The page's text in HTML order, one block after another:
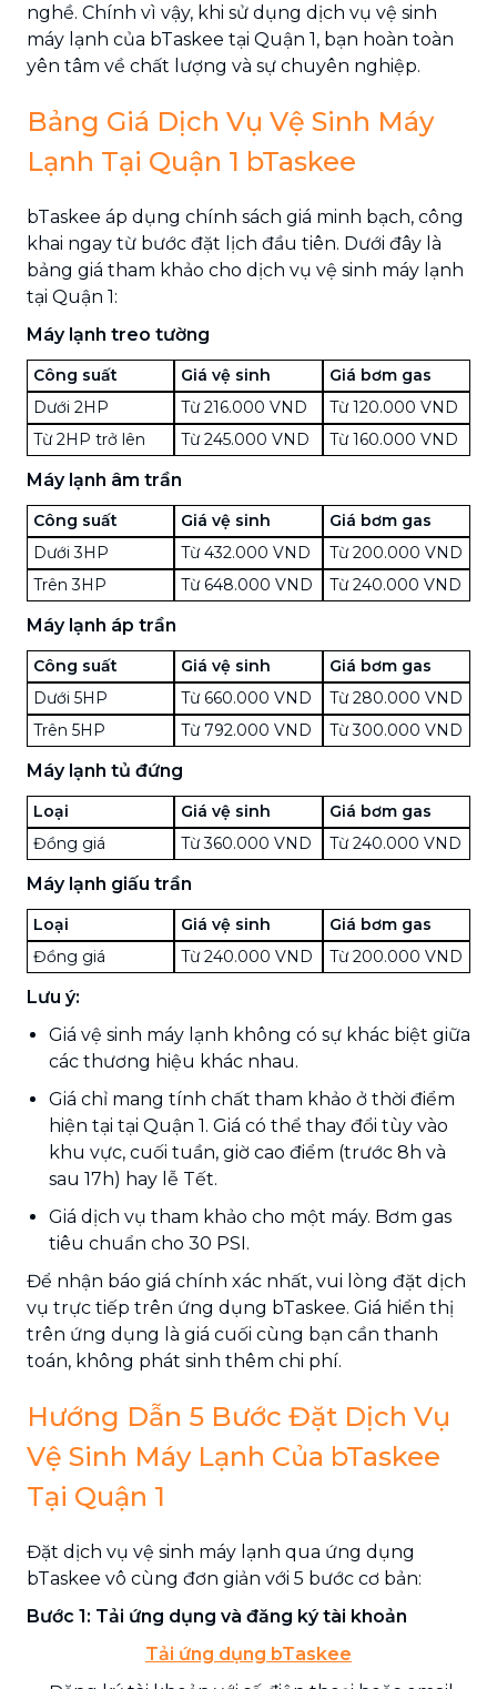
nghề. Chính vì vậy, khi sử dụng dịch vụ vệ sinh
máy lạnh của bTaskee tại Quận 1, bạn hoàn toàn
yên tâm về chất lượng và sự chuyên nghiệp.
Bảng Giá Dịch Vụ Vệ Sinh Máy
Lạnh Tại Quận 1 bTaskee
bTaskee áp dụng chính sách giá minh bạch, công
khai ngay từ bước đặt lịch đầu tiên. Dưới đây là
bảng giá tham khảo cho dịch vụ vệ sinh máy lạnh
tại Quận 1:
Máy lạnh treo tường
Công suất Giá vệ sinh
Giá bơm gas
Dưới 2HP
Từ 216.000 VND
Từ 120.000 VND
Từ 2HP trở lên
Từ 245.000 VND Từ 160.000 VND
Máy lạnh âm trần
Công suất Giá vệ sinh
Giá bơm gas
Dưới 3HP
Từ 432.000 VND
Từ 200.000 VND
Trên 3HP
Từ 648.000 VND Từ 240.000 VND
Máy lạnh áp trần
Công suất Giá vệ sinh
Giá bơm gas
Dưới 5HP
Từ 660.000 VND
Từ 280.000 VND
Trên 5HP
Từ 792.000 VND Từ 300.000 VND
Máy lạnh tủ đứng
Loại Giá vệ sinh
Giá bơm gas
Đồng giá
Từ 360.000 VND Từ 240.000 VND
Máy lạnh giấu trần
Loại Giá vệ sinh
Giá bơm gas
Đồng giá
Từ 240.000 VND Từ 200.000 VND
Lưu ý:
Giá vệ sinh máy lạnh không có sự khác biệt giữa
các thương hiệu khác nhau.
Giá chỉ mang tính chất tham khảo ở thời điểm
hiện tại tại Quận 1. Giá có thể thay đổi tùy vào
khu vực, cuối tuần, giờ cao điểm (trước 8h và
sau 17h) hay lễ Tết.
Giá dịch vụ tham khảo cho một máy. Bơm gas
tiêu chuẩn cho 30 PSI.
Để nhận báo giá chính xác nhất, vui lòng đặt dịch
vụ trực tiếp trên ứng dụng bTaskee. Giá hiển thị
trên ứng dụng là giá cuối cùng bạn cần thanh
toán, không phát sinh thêm chi phí.
Hướng Dẫn 5 Bước Đặt Dịch Vụ
Vệ Sinh Máy Lạnh Của bTaskee
Tại Quận 1
Đặt dịch vụ vệ sinh máy lạnh qua ứng dụng
bTaskee vô cùng đơn giản với 5 bước cơ bản:
Bước 1: Tải ứng dụng và đăng ký tài khoản
Tải ứng dụng bTaskee